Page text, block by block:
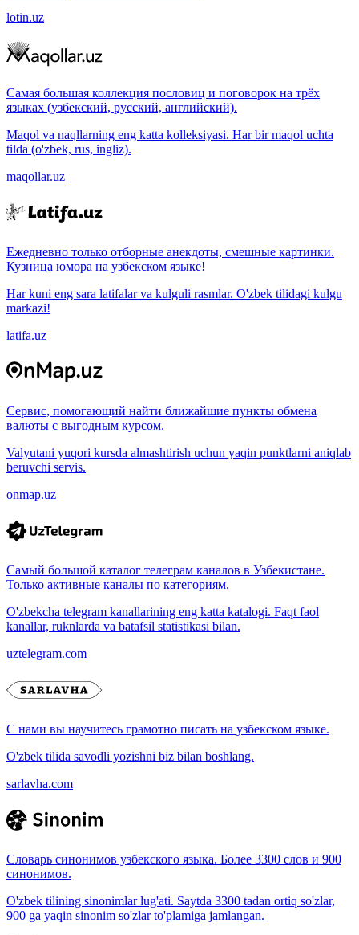
lotin.uz
Самая большая коллекция пословиц и поговорок на трёх
языках (узбекский, русский, английский).
Maqol va naqllarning eng katta kolleksiyasi. Har bir maqol uchta
tilda (o'zbek, rus, ingliz).
maqollar.uz
Ежедневно только отборные анекдоты, смешные картинки.
Кузница юмора на узбекском языке!
Har kuni eng sara latifalar va kulguli rasmlar. O'zbek tilidagi kulgu
markazi!
latifa.uz
Сервис, помогающий найти ближайшие пункты обмена
валюты с выгодным курсом.
Valyutani yuqori kursda almashtirish uchun yaqin punktlarni aniqlab
beruvchi servis.
onmap.uz
Самый большой каталог телеграм каналов в Узбекистане.
Только активные каналы по категориям.
O'zbekcha telegram kanallarining eng katta katalogi. Faqt faol
kanallar, ruknlarda va batafsil statistikasi bilan.
uztelegram.com
С нами вы научитесь грамотно писать на узбекском языке.
O'zbek tilida savodli yozishni biz bilan boshlang.
sarlavha.com
Словарь синонимов узбекского языка. Более 3300 слов и 900
синонимов.
O'zbek tilining sinonimlar lug'ati. Saytda 3300 tadan ortiq so'zlar,
900 ga yaqin sinonim so'zlar to'plamiga jamlangan.